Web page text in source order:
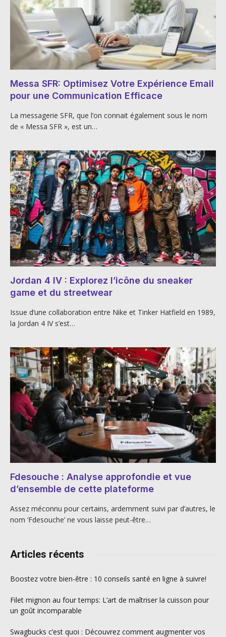
Messa SFR: Optimisez Votre Expérience Email
pour une Communication Efficace
La messagerie SFR, que l’on connait également sous le nom
de « Messa SFR », est un…
Jordan 4 IV : Explorez l’icône du sneaker
game et du streetwear
Issue d’une collaboration entre Nike et Tinker Hatfield en 1989,
la Jordan 4 IV s’est…
Fdesouche : Analyse approfondie et vue
d’ensemble de cette plateforme
Assez méconnu pour certains, ardemment suivi par d’autres, le
nom ‘Fdesouche’ ne vous laisse peut-être…
Articles récents
Boostez votre bien-être : 10 conseils santé en ligne à suivre!
Filet mignon au four temps: L’art de maîtriser la cuisson pour
un goût incomparable
Swagbucks c’est quoi : Découvrez comment augmenter vos